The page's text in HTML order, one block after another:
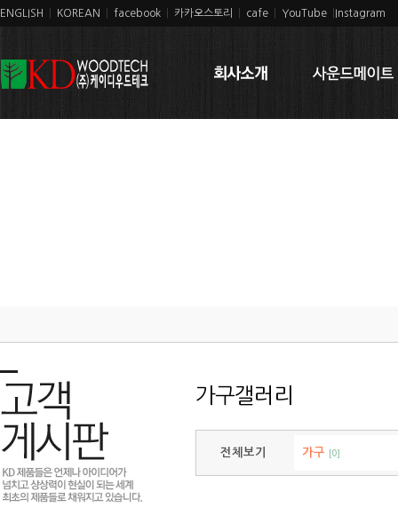
ENGLISH KOREAN facebook 카카오스토리 cafe YouTube Instagram
가구갤러리
전체보기 가구 [0]